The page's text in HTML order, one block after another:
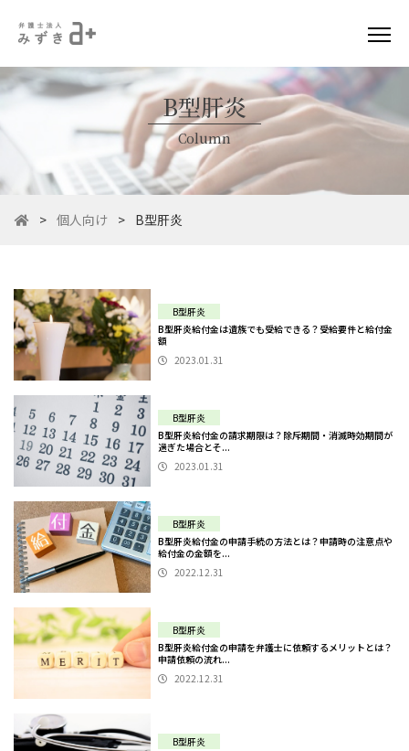
B型肝炎
Column
> 個人向け > B型肝炎
B型肝炎
B型肝炎給付金は遺族でも受給できる？受給要件と給付金
額
2023.01.31
B型肝炎
B型肝炎給付金の請求期限は？除斥期間・消滅時効期間が
過ぎた場合とそ...
2023.01.31
B型肝炎
B型肝炎給付金の申請手続の方法とは？申請時の注意点や
給付金の金額を...
2022.12.31
B型肝炎
B型肝炎給付金の申請を弁護士に依頼するメリットとは？
申請依頼の流れ...
2022.12.31
B型肝炎